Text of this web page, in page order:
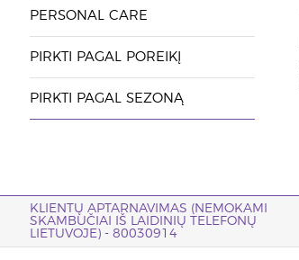
PERSONAL CARE
PIRKTI PAGAL POREIKĮ
PIRKTI PAGAL SEZONĄ
KLIENTŲ APTARNAVIMAS (NEMOKAMI
SKAMBUČIAI IŠ LAIDINIŲ TELEFONŲ
LIETUVOJE) - 80030914